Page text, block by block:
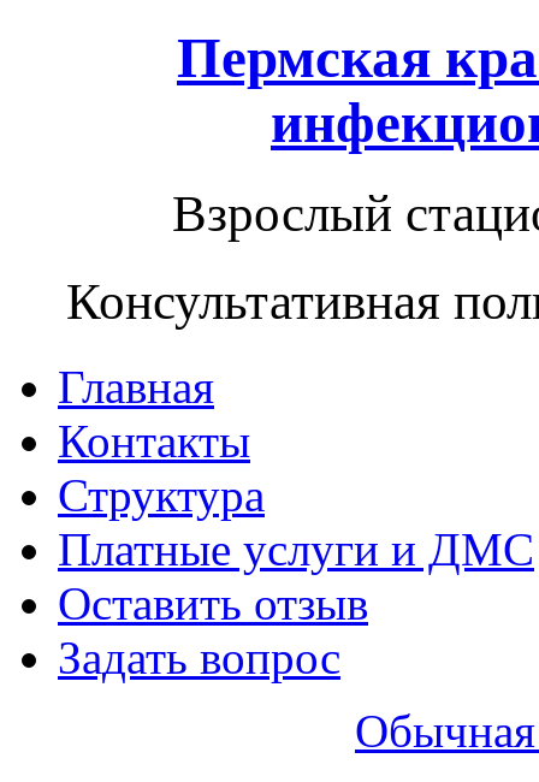
Пермская
Взрослый
Консультативная
Главная
Контакты
Структура
Платные услуги и ДМС
Оставить отзыв
Задать вопрос
Обычная